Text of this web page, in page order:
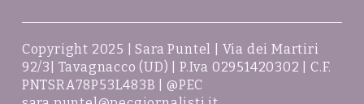
Copyright 2025 | Sara Puntel | Via dei Martiri
92/3| Tavagnacco (UD) | P.Iva 02951420302 | C.F.
PNTSRA78P53L483B | @PEC